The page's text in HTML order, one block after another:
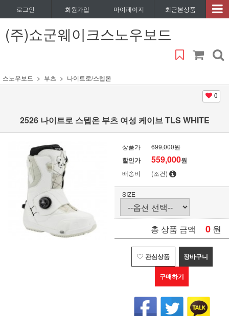
로그인 회원가입 마이페이지 최근본상품
(주)쇼군웨이크스노우보드
스노우보드 부츠 나이트로/스텝온
0
2526 나이트로 스텝온 부츠 여성 케이브 TLS WHITE
상품가 699,000원
할인가 559,000원
배송비 (조건)
SIZE
총 상품 금액 0 원
관심상품 장바구니
구매하기